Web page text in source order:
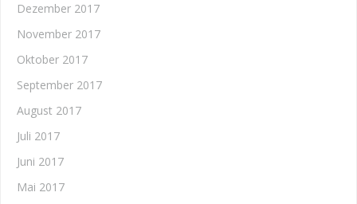
Dezember 2017
November 2017
Oktober 2017
September 2017
August 2017
Juli 2017
Juni 2017
Mai 2017